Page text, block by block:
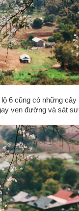
lộ 6 cũng có những
ven đường và sát